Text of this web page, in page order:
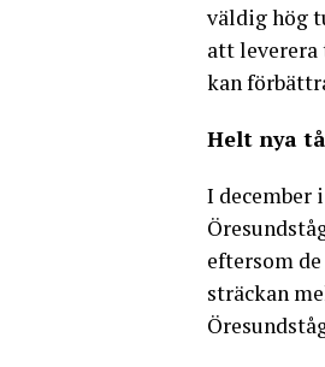
väldig hög
att leverera
kan
Helt nya
I december
eftersom
sträckan